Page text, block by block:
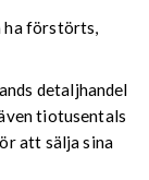
ha förstörts,
detaljhandel
tiotusentals
att sälja sina